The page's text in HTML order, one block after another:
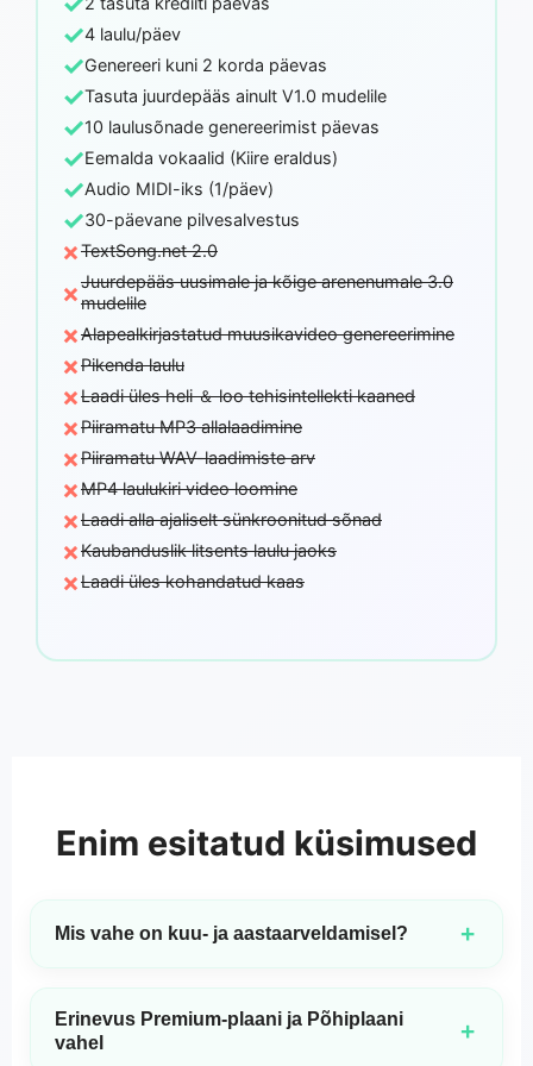
✓4 laulu/päev
✓Genereeri kuni 2 korda päevas
✓Tasuta juurdepääs ainult V1.0 mudelile
✓10 laulusõnade genereerimist päevas
✓Eemalda vokaalid (Kiire eraldus)
✓Audio MIDI-iks (1/päev)
✓30-päevane pilvesalvestus
×TextSong.net 2.0
×Juurdepääs uusimale ja kõige arenenumale 3.0
mudelile
×Alapealkirjastatud muusikavideo genereerimine
×Pikenda laulu
×Laadi üles heli ＆ loo tehisintellekti kaaned
×Piiramatu MP3 allalaadimine
×Piiramatu WAV-laadimiste arv
×MP4 laulukiri video loomine
×Laadi alla ajaliselt sünkroonitud sõnad
×Kaubanduslik litsents laulu jaoks
×Laadi üles kohandatud kaas
Enim esitatud küsimused
Mis vahe on kuu- ja aastaarveldamisel? +
allalaadimisi, lisaks juurdepääsu meie uusimale ja kõige
arenenumale 3.0 mudelile ning äriliseks kasutamiseks
Erinevus Premium-plaani ja Põhiplaani
vahel
+